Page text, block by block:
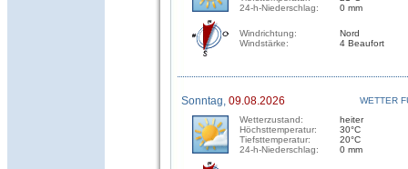
24-h-Niederschlag:
0 mm
Windrichtung:
Windstärke:
Nord
4 Beaufort
Sonntag, 09.08.2026
WETTER
Wetterzustand:
Höchsttemperatur:
Tiefsttemperatur:
24-h-Niederschlag:
heiter
30°C
20°C
0 mm